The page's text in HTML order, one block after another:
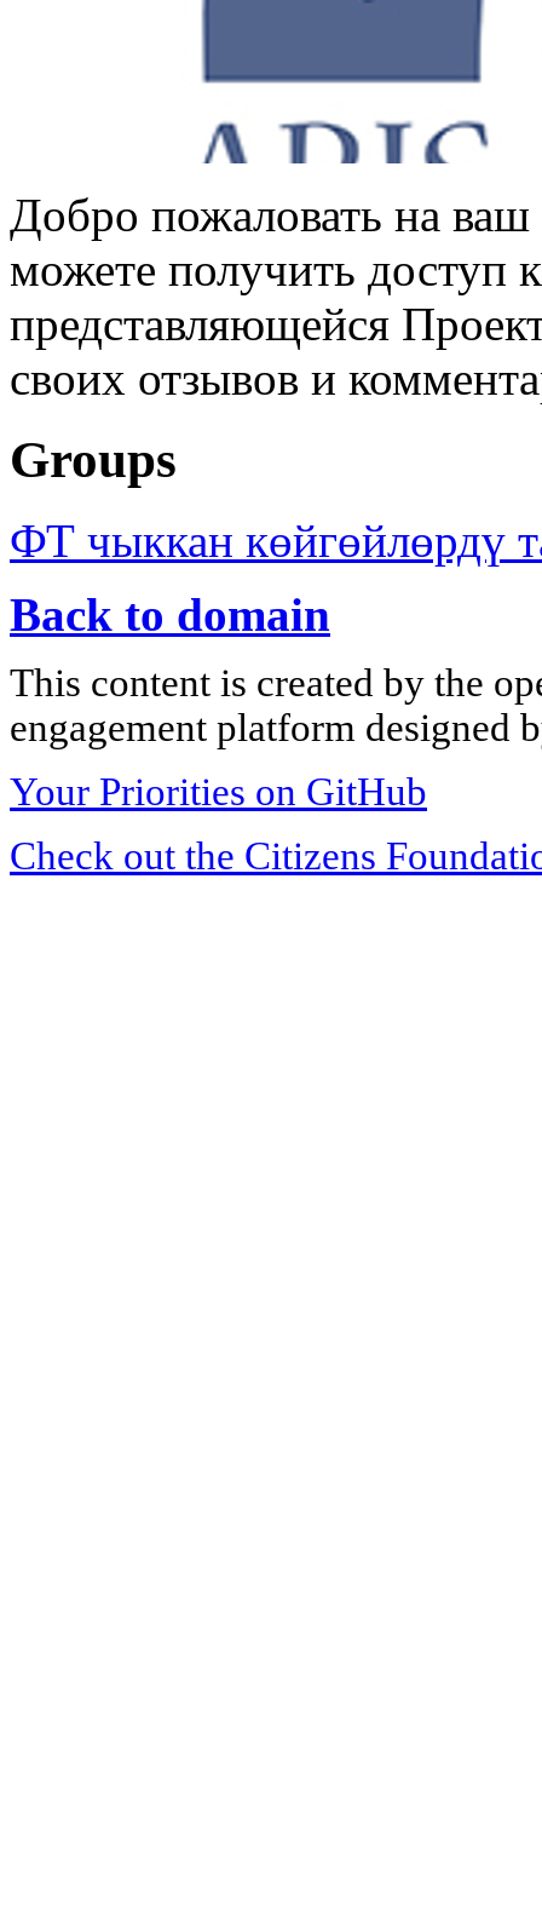
Добро пожаловать на
можете получить доступ
представляющейся
своих отзывов и
Groups
ФТ чыккан көйгөйлөрдү
Back to domain
This content is created by the
engagement platform designed
Your Priorities on GitHub
Check out the Citizens